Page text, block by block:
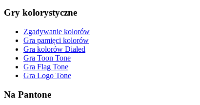
Gry kolorystyczne
Zgadywanie kolorów
Gra pamięci kolorów
Gra kolorów Dialed
Gra Toon Tone
Gra Flag Tone
Gra Logo Tone
Na Pantone